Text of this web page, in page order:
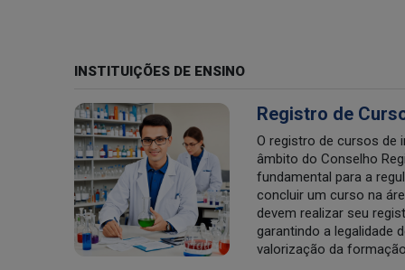
INSTITUIÇÕES DE ENSINO
Registro de
O registro de cursos de
âmbito do Conselho
fundamental para a
concluir um curso na
devem realizar seu
garantindo a legalidade
valorização da